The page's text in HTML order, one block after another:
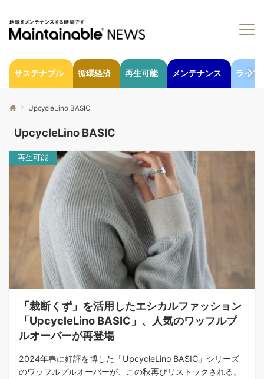
サステナブル 循環経済 再生可能 メンテナンス ライフ
UpcycleLino BASIC
UpcycleLino BASIC
再生可能
「裁断くず」を活用したエシカルファッション
「UpcycleLino BASIC」、人気のワッフルプ
ルオーバーが再登場
2024年春に好評を博した「UpcycleLino BASIC」シリーズ
のワッフルプルオーバーが、この秋再びリストックされる。